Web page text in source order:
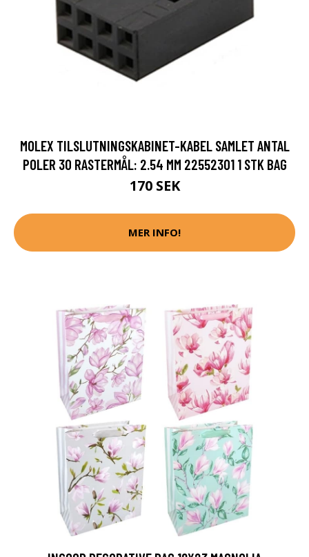
MOLEX TILSLUTNINGSKABINET-KABEL SAMLET ANTAL
POLER 30 RASTERMÅL: 2.54 MM 22552301 1 STK BAG
170 SEK
MER INFO!